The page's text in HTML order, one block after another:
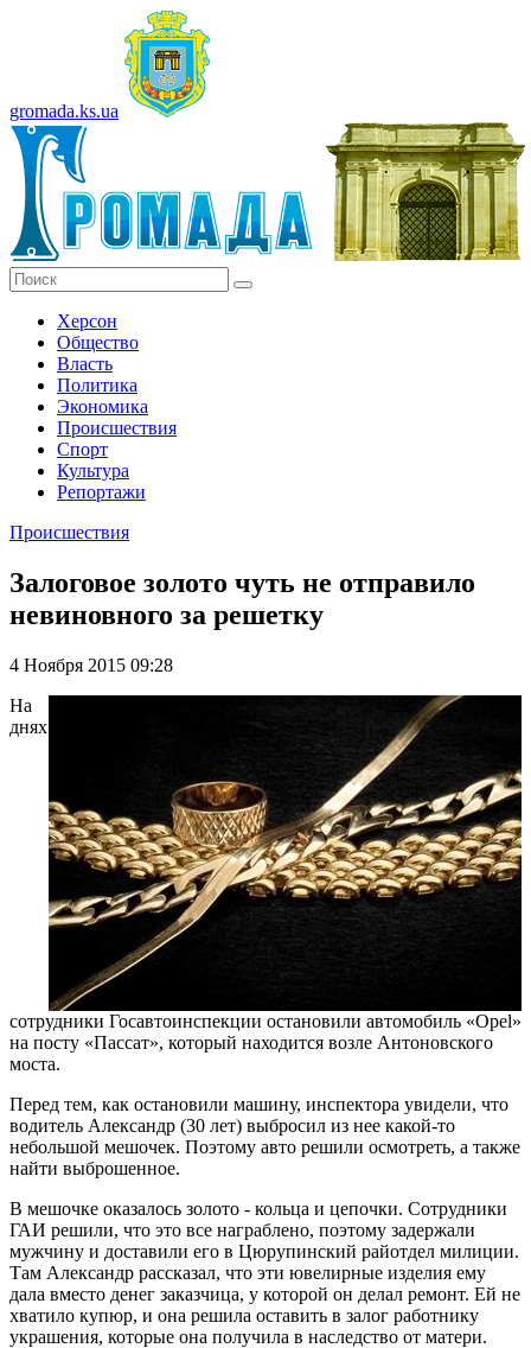
gromada.ks.ua
Херсон
Общество
Власть
Политика
Экономика
Происшествия
Спорт
Культура
Репортажи
Происшествия
Залоговое золото чуть не отправило
невиновного за решетку
4 Ноября 2015 09:28
На
днях
сотрудники Госавтоинспекции остановили автомобиль «Opel»
на посту «Пассат», который находится возле Антоновского
моста.
Перед тем, как остановили машину, инспектора увидели, что
водитель Александр (30 лет) выбросил из нее какой-то
небольшой мешочек. Поэтому авто решили осмотреть, а также
найти выброшенное.
В мешочке оказалось золото - кольца и цепочки. Сотрудники
ГАИ решили, что это все награблено, поэтому задержали
мужчину и доставили его в Цюрупинский райотдел милиции.
Там Александр рассказал, что эти ювелирные изделия ему
дала вместо денег заказчица, у которой он делал ремонт. Ей не
хватило купюр, и она решила оставить в залог работнику
украшения, которые она получила в наследство от матери.